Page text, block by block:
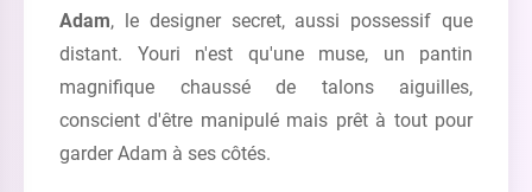
Adam, le designer secret, aussi possessif que
distant. Youri n'est qu'une muse, un pantin
magnifique chaussé de talons aiguilles,
conscient d'être manipulé mais prêt à tout pour
garder Adam à ses côtés.